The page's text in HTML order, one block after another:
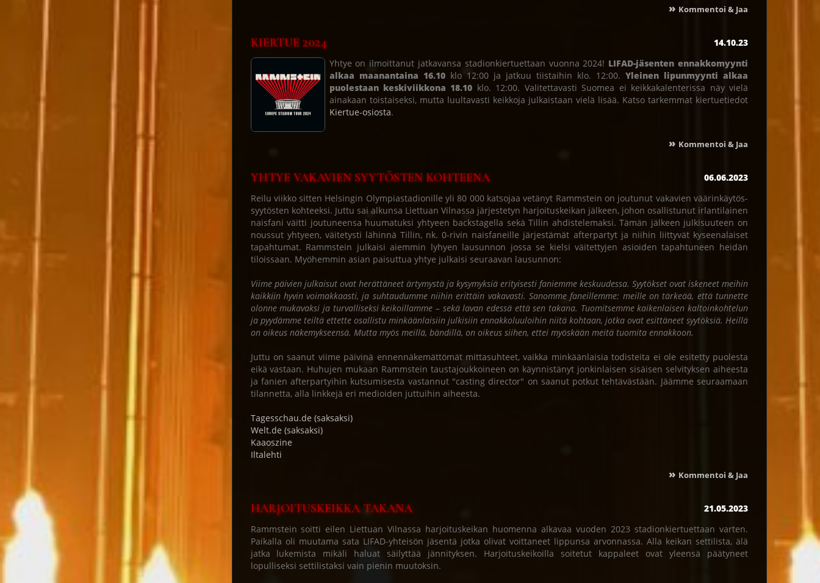
» Kommentoi & Jaa
KIERTUE 2024
14.10.23
Yhtye on ilmoittanut jatkavansa stadionkiertuettaan vuonna 2024! LIFAD-jäsenten ennakkomyynti
alkaa maanantaina 16.10klo 12:00 ja jatkuu tiistaihin klo. 12:00. Yleinen lipunmyynti alkaa
puolestaan keskiviikkona 18.10 klo. 12:00. Valitettavasti Suomea ei keikkakalenterissa näy vielä
ainakaan toistaiseksi, mutta luultavasti keikkoja julkaistaan vielä lisää. Katso tarkemmat kiertuetiedot
Kiertue-osiosta.
» Kommentoi & Jaa
YHTYE VAKAVIEN SYYTÖSTEN KOHTEENA
06.06.2023
Reilu viikko sitten Helsingin Olympiastadionille yli 80 000 katsojaa vetänyt Rammstein on joutunut vakavien väärinkäytös-
syytösten kohteeksi. Juttu sai alkunsa Liettuan Vilnassa järjestetyn harjoituskeikan jälkeen, johon osallistunut irlantilainen
naisfani väitti joutuneensa huumatuksi yhtyeen backstagella sekä Tillin ahdistelemaksi. Tämän jälkeen julkisuuteen on
noussut yhtyeen, väitetysti lähinnä Tillin, nk. 0-rivin naisfaneille järjestämät afterpartyt ja niihin liittyvät kyseenalaiset
tapahtumat. Rammstein julkaisi aiemmin lyhyen lausunnon jossa se kielsi väitettyjen asioiden tapahtuneen heidän
tiloissaan. Myöhemmin asian paisuttua yhtye julkaisi seuraavan lausunnon:
Viime päivien julkaisut ovat herättäneet ärtymystä ja kysymyksiä erityisesti faniemme keskuudessa. Syytökset ovat iskeneet meihin
kaikkiin hyvin voimakkaasti, ja suhtaudumme niihin erittäin vakavasti. Sanomme faneillemme: meille on tärkeää, että tunnette
olonne mukavaksi ja turvalliseksi keikoillamme – sekä lavan edessä että sen takana. Tuomitsemme kaikenlaisen kaltoinkohtelun
ja pyydämme teiltä ettette osallistu minkäänlaisiin julkisiin ennakkoluuloihin niitä kohtaan, jotka ovat esittäneet syytöksiä. Heillä
on oikeus näkemykseensä. Mutta myös meillä, bändillä, on oikeus siihen, ettei myöskään meitä tuomita ennakkoon.
Juttu on saanut viime päivinä ennennäkemättömät mittasuhteet, vaikka minkäänlaisia todisteita ei ole esitetty puolesta
eikä vastaan. Huhujen mukaan Rammstein taustajoukkoineen on käynnistänyt jonkinlaisen sisäisen selvityksen aiheesta
ja fanien afterpartyihin kutsumisesta vastannut "casting director" on saanut potkut tehtävästään. Jäämme seuraamaan
tilannetta, alla linkkejä eri medioiden juttuihin aiheesta.
Tagesschau.de (saksaksi)
Welt.de (saksaksi)
Kaaoszine
Iltalehti
» Kommentoi & Jaa
HARJOITUSKEIKKA TAKANA
21.05.2023
Rammstein soitti eilen Liettuan Vilnassa harjoituskeikan huomenna alkavaa vuoden 2023 stadionkiertuettaan varten.
Paikalla oli muutama sata LIFAD-yhteisön jäsentä jotka olivat voittaneet lippunsa arvonnassa. Alla keikan settilista, älä
jatka lukemista mikäli haluat säilyttää jännityksen. Harjoituskeikoilla soitetut kappaleet ovat yleensä päätyneet
lopulliseksi settilistaksi vain pienin muutoksin.